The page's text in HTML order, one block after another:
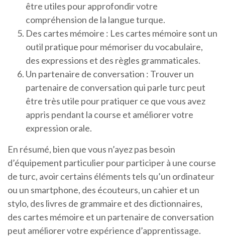
être utiles pour approfondir votre
compréhension de la langue turque.
Des cartes mémoire : Les cartes mémoire sont un
outil pratique pour mémoriser du vocabulaire,
des expressions et des règles grammaticales.
Un partenaire de conversation : Trouver un
partenaire de conversation qui parle turc peut
être très utile pour pratiquer ce que vous avez
appris pendant la course et améliorer votre
expression orale.
En résumé, bien que vous n’ayez pas besoin
d’équipement particulier pour participer à une course
de turc, avoir certains éléments tels qu’un ordinateur
ou un smartphone, des écouteurs, un cahier et un
stylo, des livres de grammaire et des dictionnaires,
des cartes mémoire et un partenaire de conversation
peut améliorer votre expérience d’apprentissage.